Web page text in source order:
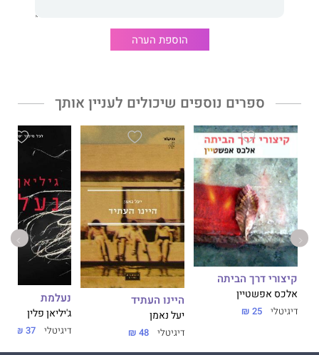
כדי להיפטר ממנה. ומה לא אעשה כדי לאתר מישהו ממשפחתי
קורותי. חלום חייה הוא לכתוב ספר. רק מתוך בדידות מוכחשת בחשתי
לי טורקי חזק ומר וסיפרתי לה שדם זה לא מיץ עגבניות ושמיץ
עגבניות לעולם לא ייהפך לדם. בלאדינו זה נשמע הרבה יותר עסיסי.
זה היה אחד מפתגמי הזהב של פפה. האם הזהיר אותי מפני הורות
שלא נובעת מהרחם? האם טעה?
סמדר שיר-סידי, סופרת ועיתונאית, כתבה מאות שירים וספרים
לילדים ולנוער ("איפה העוגה", סדרת "גלי" ו"העשירי", זוכה פרס
אקו"ם שתורגם לאנגלית ולסינית) ורומנים מצליחים ("כתם לידה",
"שירת מרים" ו"אמא, תחייכי!"). נשואה לבולגרי בן בולגרים, מתרוצצת
בין הקוליקוס בלאנקוס של נכדיה. השיא שלה זה פלפלים ממולאים.
הוספת הערה
ספרים נוספים שיכולים לעניין אותך
קיצורי דרך הביתה
אלכס אפשטיין
דיגיטלי 25 ₪
היינו העתיד
יעל נאמן
דיגיטלי 48 ₪
נעלמת
ג'יליאן פלין
דיגיטלי 37 ₪